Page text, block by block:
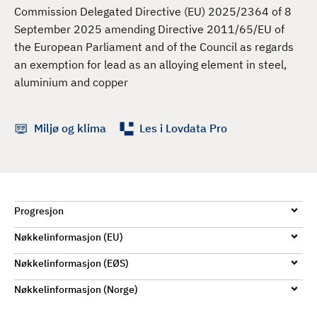
Commission Delegated Directive (EU) 2025/2364 of 8
September 2025 amending Directive 2011/65/EU of
the European Parliament and of the Council as regards
an exemption for lead as an alloying element in steel,
aluminium and copper
Miljø og klima Les i Lovdata Pro
Progresjon
Nøkkelinformasjon (EU)
Nøkkelinformasjon (EØS)
Nøkkelinformasjon (Norge)